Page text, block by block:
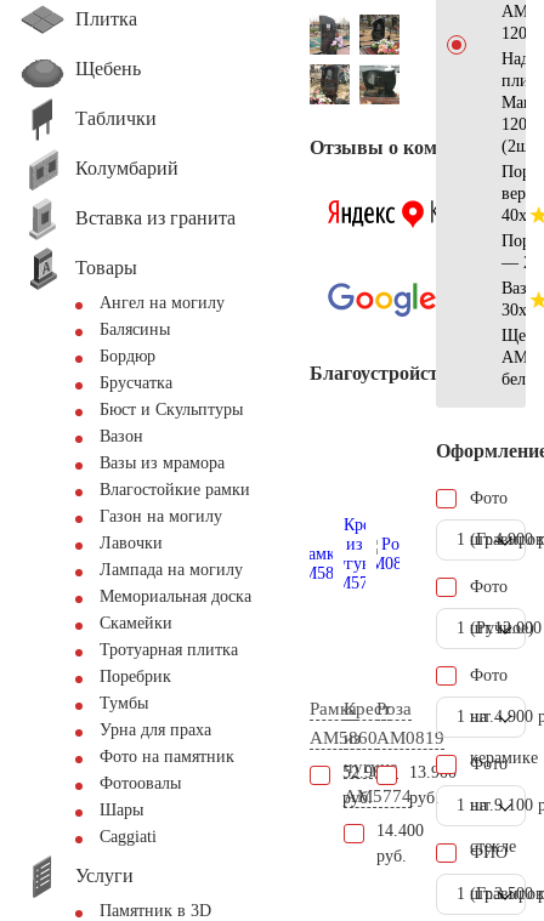
Плитка
Щебень
Таблички
Колумбарий
Вставка из гранита
Товары
Ангел на могилу
Балясины
Бордюр
Брусчатка
Бюст и Скульптуры
Вазон
Вазы из мрамора
Влагостойкие рамки
Газон на могилу
Лавочки
Лампада на могилу
Мемориальная доска
Скамейки
Тротуарная плитка
Поребрик
Тумбы
Урна для праха
Фото на памятник
Фотоовалы
Шары
Сaggiati
Услуги
Памятник в 3D
Отзывы о компании
Благоустройство
Рамка
AM5860
52.900
руб.
Крест
из
чугуна
AM5774
14.400
руб.
Роза
AM0819
13.900
руб.
плита
(2шт)
—
30х15
Фото
1 шт.4.900
Фото
(Ручное)
1 шт.
Фото
на
керамике
1 шт. 4.900
Фото
на
стекле
1 шт. 9.100
ФИО
1 шт.3.500